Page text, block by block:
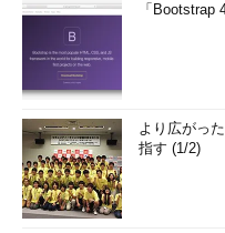
like toolsを経てLinuxへ。
フトウェアの開発およびサ
わかるLinux』『らぶらぶ
データベース超入門［改訂
ど。2011年より、地方自治
よびMicrosoft Office関連の
担当。
「Bootstrap
より広がっ
指す (1/2)